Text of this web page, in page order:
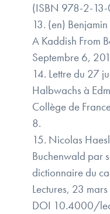
(ISBN 978-2-
13. (en)
A Kaddish From
Septembre 6,
14. Lettre du 27
Halbwachs à
Collège de
8.
15. Nicolas
Buchenwald par
dictionnaire du
Lectures,‎ 23
DOI 10.4000/